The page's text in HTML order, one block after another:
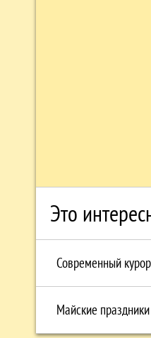
Это
Современный
Майские